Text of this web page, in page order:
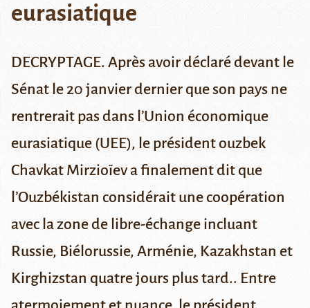
eurasiatique
DECRYPTAGE. Après avoir déclaré devant le
Sénat le 20 janvier dernier que son pays ne
rentrerait pas dans l’Union économique
eurasiatique (UEE), le président ouzbek
Chavkat Mirzioïev a finalement dit que
l’Ouzbékistan considérait une coopération
avec la zone de libre-échange incluant
Russie, Biélorussie, Arménie, Kazakhstan et
Kirghizstan quatre jours plus tard.. Entre